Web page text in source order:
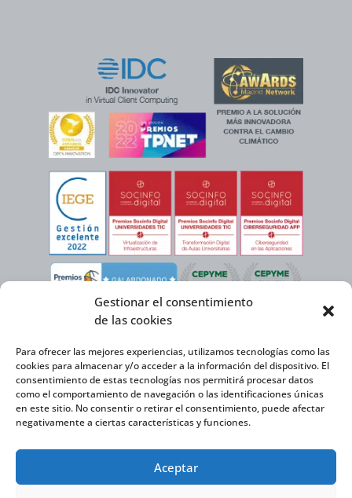
Gestionar el consentimiento
de las cookies
Para ofrecer las mejores experiencias, utilizamos tecnologías como las
cookies para almacenar y/o acceder a la información del dispositivo. El
consentimiento de estas tecnologías nos permitirá procesar datos
como el comportamiento de navegación o las identificaciones únicas
en este sitio. No consentir o retirar el consentimiento, puede afectar
negativamente a ciertas características y funciones.
Aceptar
Virtual Cable, en el marco de la iniciativa ICEX NEXT cuenta con el apoyo del
Instituto Español de Comercio Exterior y la cofinanciación del FEDER para